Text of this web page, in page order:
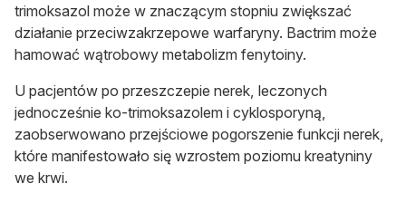
trimoksazol może w znaczącym stopniu zwiększać
działanie przeciwzakrzepowe warfaryny. Bactrim może
hamować wątrobowy metabolizm fenytoiny.
U pacjentów po przeszczepie nerek, leczonych
jednocześnie ko-trimoksazolem i cyklosporyną,
zaobserwowano przejściowe pogorszenie funkcji nerek,
które manifestowało się wzrostem poziomu kreatyniny
we krwi.